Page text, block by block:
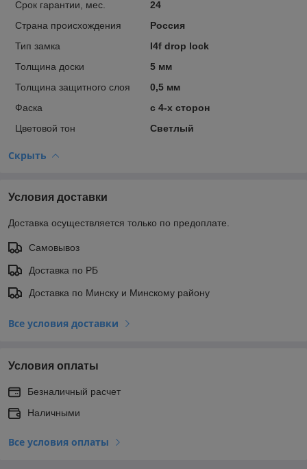
Срок гарантии, мес.
24
Страна происхождения
Россия
Тип замка
I4f drop lock
Толщина доски
5 мм
Толщина защитного слоя
0,5 мм
Фаска
с 4-х сторон
Цветовой тон
Светлый
Скрыть
Условия доставки
Доставка осуществляется только по предоплате.
Самовывоз
Доставка по РБ
Доставка по Минску и Минскому району
Все условия доставки
Условия оплаты
Безналичный расчет
Наличными
Все условия оплаты